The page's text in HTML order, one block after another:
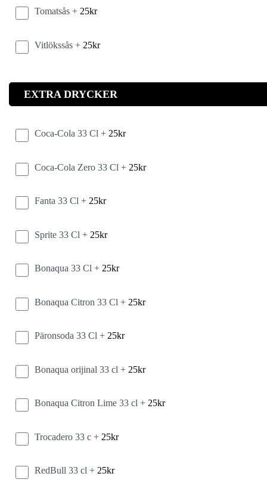
Tomatsås + 25kr
Vitlökssås + 25kr
EXTRA DRYCKER
Coca-Cola 33 Cl + 25kr
Coca-Cola Zero 33 Cl + 25kr
Fanta 33 Cl + 25kr
Sprite 33 Cl + 25kr
Bonaqua 33 Cl + 25kr
Bonaqua Citron 33 Cl + 25kr
Päronsoda 33 Cl + 25kr
Bonaqua orijinal 33 cl + 25kr
Bonaqua Citron Lime 33 cl + 25kr
Trocadero 33 c + 25kr
RedBull 33 cl + 25kr